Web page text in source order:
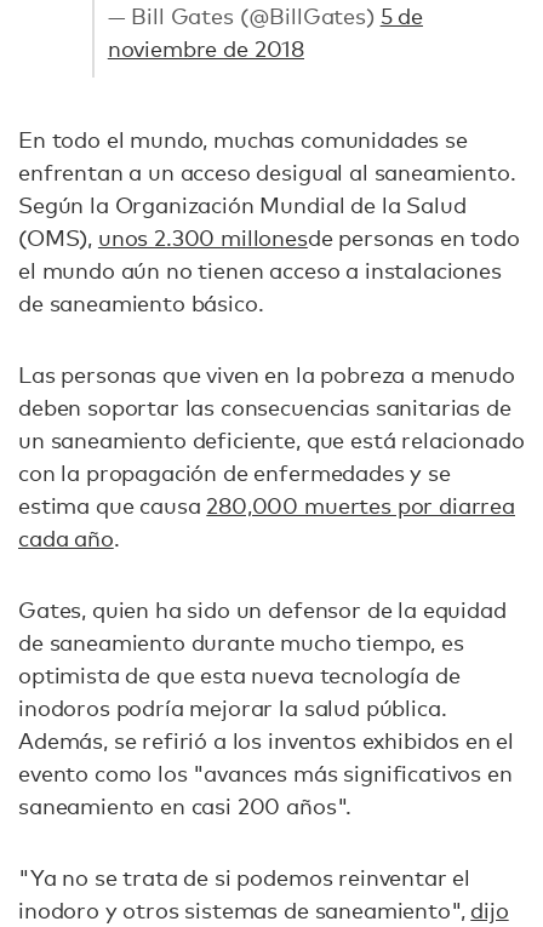
— Bill Gates (@BillGates) 5 de
noviembre de 2018
En todo el mundo, muchas comunidades se
enfrentan a un acceso desigual al saneamiento.
Según la Organización Mundial de la Salud
(OMS), unos 2.300 millonesde personas en todo
el mundo aún no tienen acceso a instalaciones
de saneamiento básico.
Las personas que viven en la pobreza a menudo
deben soportar las consecuencias sanitarias de
un saneamiento deficiente, que está relacionado
con la propagación de enfermedades y se
estima que causa 280,000 muertes por diarrea
cada año.
Gates, quien ha sido un defensor de la equidad
de saneamiento durante mucho tiempo, es
optimista de que esta nueva tecnología de
inodoros podría mejorar la salud pública.
Además, se refirió a los inventos exhibidos en el
evento como los "avances más significativos en
saneamiento en casi 200 años".
"Ya no se trata de si podemos reinventar el
inodoro y otros sistemas de saneamiento", dijo